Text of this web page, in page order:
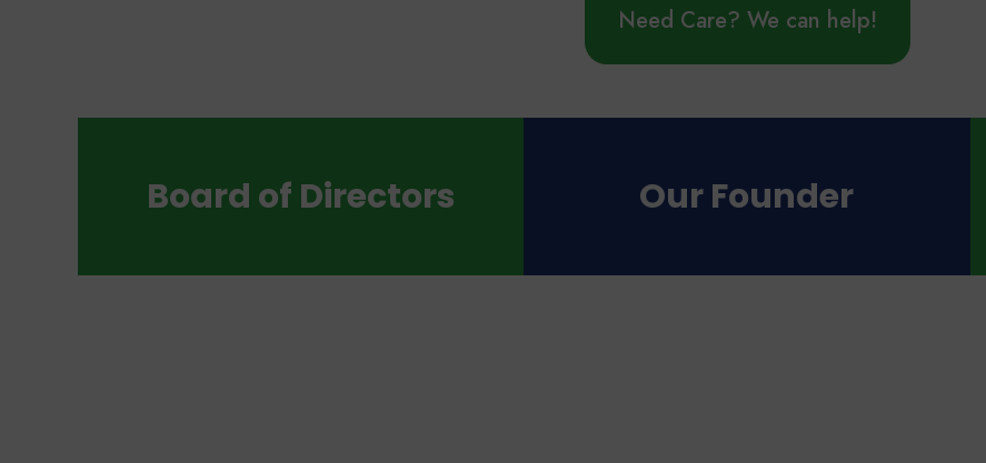
Need Care? We can help!
Board of Directors Our Founder